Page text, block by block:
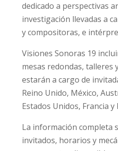
dedicado a perspectivas
investigación llevadas a
y compositoras, e
Visiones Sonoras 19
mesas redondas, talleres
estarán a cargo de
Reino Unido, México,
Estados Unidos, Francia
La información completa
invitados, horarios y